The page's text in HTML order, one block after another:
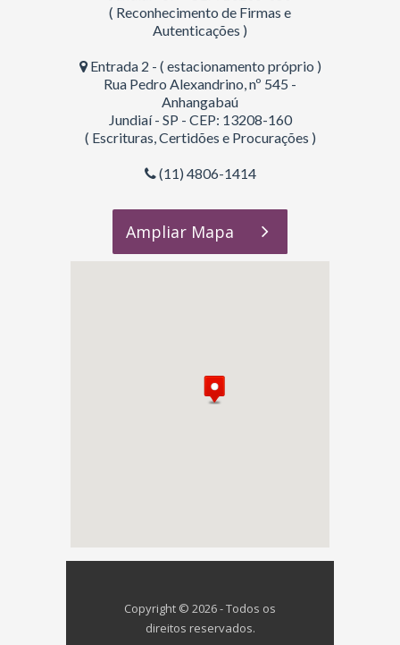
( Reconhecimento de Firmas e
Autenticações )
Entrada 2 - ( estacionamento próprio )
Rua Pedro Alexandrino, nº 545 -
Anhangabaú
Jundiaí - SP - CEP: 13208-160
( Escrituras, Certidões e Procurações )
(11) 4806-1414
Ampliar Mapa
Copyright © 2026 - Todos os
direitos reservados.